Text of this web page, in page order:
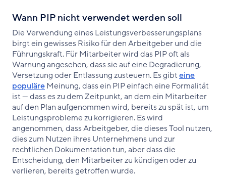
Wann PIP nicht verwendet werden soll
Die Verwendung eines Leistungsverbesserungsplans
birgt ein gewisses Risiko für den Arbeitgeber und die
Führungskraft. Für Mitarbeiter wird das PIP oft als
Warnung angesehen, dass sie auf eine Degradierung,
Versetzung oder Entlassung zusteuern. Es gibteine
populäreMeinung, dass ein PIP einfach eine Formalität
ist — dass es zu dem Zeitpunkt, an dem ein Mitarbeiter
auf den Plan aufgenommen wird, bereits zu spät ist, um
Leistungsprobleme zu korrigieren. Es wird
angenommen, dass Arbeitgeber, die dieses Tool nutzen,
dies zum Nutzen ihres Unternehmens und zur
rechtlichen Dokumentation tun, aber dass die
Entscheidung, den Mitarbeiter zu kündigen oder zu
verlieren, bereits getroffen wurde.